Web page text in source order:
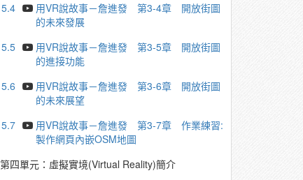
5.4
用VR說故事－詹進發 第3-4章 開放街圖
的未來發展
5.5
用VR說故事－詹進發 第3-5章 開放街圖
的進接功能
5.6
用VR說故事－詹進發 第3-6章 開放街圖
的未來展望
5.7
用VR說故事－詹進發 第3-7章 作業練習:
製作網頁內嵌OSM地圖
第四單元：虛擬實境(Virtual Reality)簡介